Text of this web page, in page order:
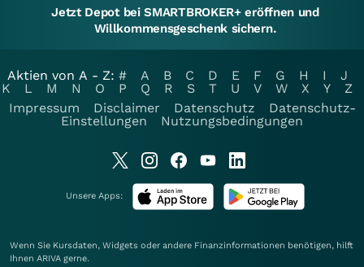
Jetzt Depot bei SMARTBROKER+ eröffnen und
Willkommensgeschenk sichern.
Aktien von A - Z: # A B C D E F G H I
J
K
L M N O P Q R S T U V W X Y
Z
Impressum
Disclaimer Datenschutz
Datenschutz-
Einstellungen
Nutzungsbedingungen
Unsere Apps:
Wenn Sie Kursdaten, Widgets oder andere Finanzinformationen benötigen, hilft
Ihnen ARIVA gerne.